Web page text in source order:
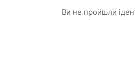
Ви не пройшли